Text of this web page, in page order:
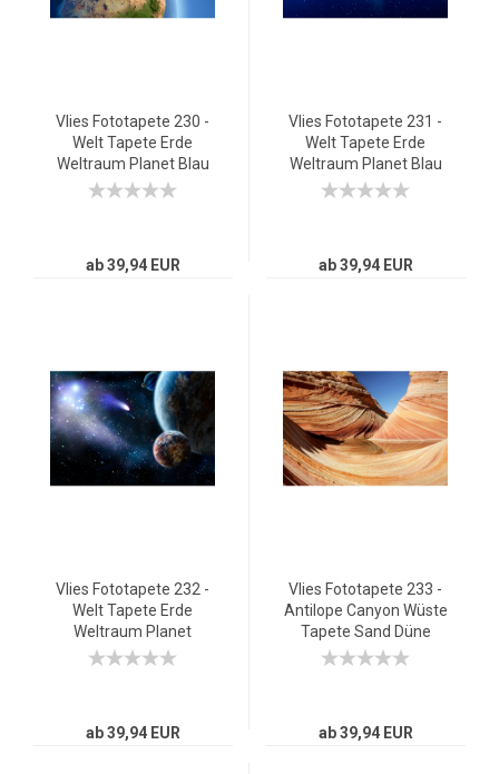
Vlies Fototapete 230 -
Welt Tapete Erde
Weltraum Planet Blau
blau
ab 39,94 EUR
Vlies Fototapete 231 -
Welt Tapete Erde
Weltraum Planet Blau
rosa
ab 39,94 EUR
Vlies Fototapete 232 -
Welt Tapete Erde
Weltraum Planet
Meteoriten Blau blau
ab 39,94 EUR
Vlies Fototapete 233 -
Antilope Canyon Wüste
Tapete Sand Düne
Urlaub Sonne blau
ab 39,94 EUR